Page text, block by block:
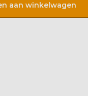
aan winkelwagen